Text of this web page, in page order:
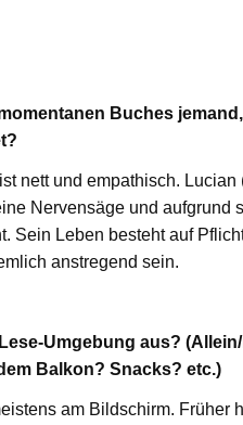
Buches
nett und empathisch.
Nervensäge und aufgrund
Sein Leben besteht auf
anstregend sein.
Umgebung aus?
Balkon? Snacks? etc.)
am Bildschirm.